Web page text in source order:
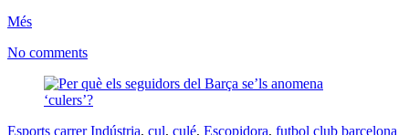
Més
No comments
Esports carrer Indústria, cul, culé, Escopidora, futbol club barcelona